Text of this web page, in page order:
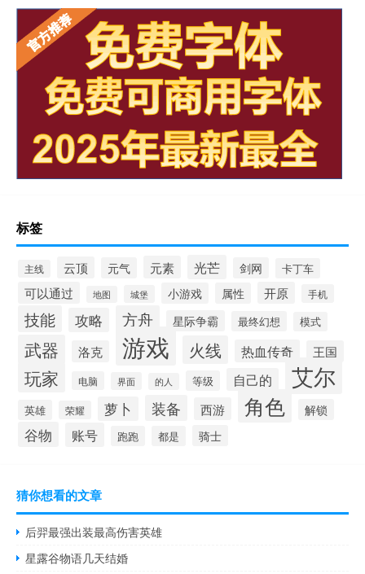
标签
主线 云顶 元气 元素 光芒 剑网 卡丁车
可以通过 地图 城堡 小游戏 属性 开原 手机
技能 攻略 方舟 星际争霸 最终幻想 模式
武器 洛克 游戏 火线 热血传奇 王国
玩家 电脑 界面 的人 等级 自己的 艾尔
英雄 荣耀 萝卜 装备 西游 角色 解锁
谷物 账号 跑跑 都是 骑士
猜你想看的文章
后羿最强出装最高伤害英雄
星露谷物语几天结婚